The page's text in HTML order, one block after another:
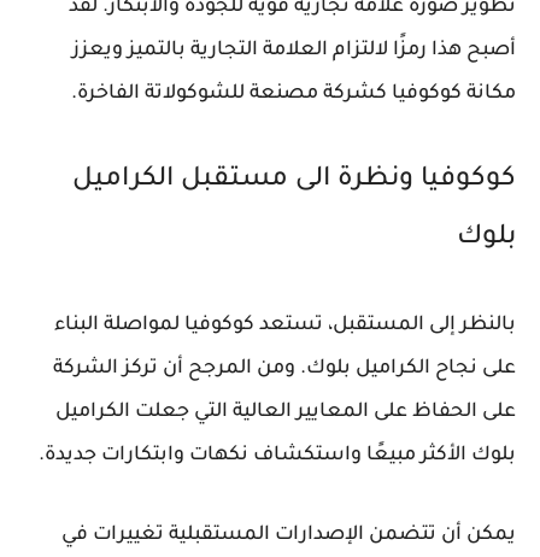
تطوير صورة علامة تجارية قوية للجودة والابتكار. لقد
أصبح هذا رمزًا لالتزام العلامة التجارية بالتميز ويعزز
مكانة كوكوفيا كشركة مصنعة للشوكولاتة الفاخرة.
كوكوفيا ونظرة الى مستقبل الكراميل
بلوك
بالنظر إلى المستقبل، تستعد كوكوفيا لمواصلة البناء
على نجاح الكراميل بلوك. ومن المرجح أن تركز الشركة
على الحفاظ على المعايير العالية التي جعلت الكراميل
بلوك الأكثر مبيعًا واستكشاف نكهات وابتكارات جديدة.
يمكن أن تتضمن الإصدارات المستقبلية تغييرات في